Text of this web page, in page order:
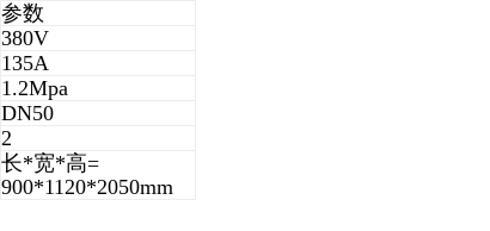
参数
380V
135A
1.2Mpa
DN50
2
长*宽*高=
900*1120*2050mm